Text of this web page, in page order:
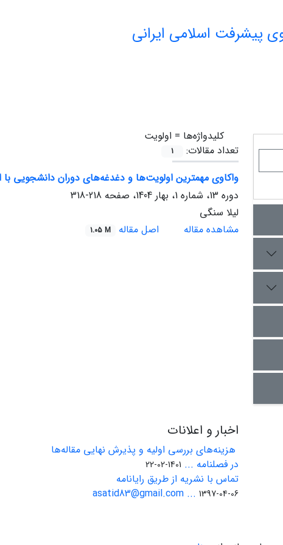
پیشرفت اسلامی ایرانی
کلیدواژه‌ها = اولویت
تعداد مقالات:
1
واکاوی مهمترین اولویت‌ها و دغدغه‌های دوران دانشجویی با
دوره 13، شماره 1، بهار 1404، صفحه
218-318
لیلا سنگی
مشاهده مقاله
اصل مقاله 1.05 M
اخبار و اعلانات
هزینه‌های بررسی اولیه و پذیرش نهایی مقاله‌ها
در فصلنامه ... 1401-02-22
تماس با نشریه از طریق رایانامه
asatid83@gmail.com ... 1397-04-06